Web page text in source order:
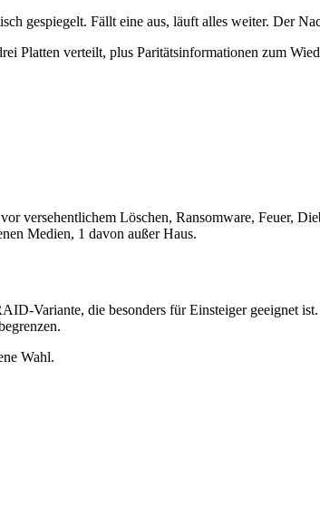
gespiegelt. Fällt eine aus, läuft alles weiter. Der
Platten verteilt, plus Paritätsinformationen zum
versehentlichem Löschen, Ransomware, Feuer,
Medien, 1 davon außer Haus.
Variante, die besonders für Einsteiger geeignet
Wahl.